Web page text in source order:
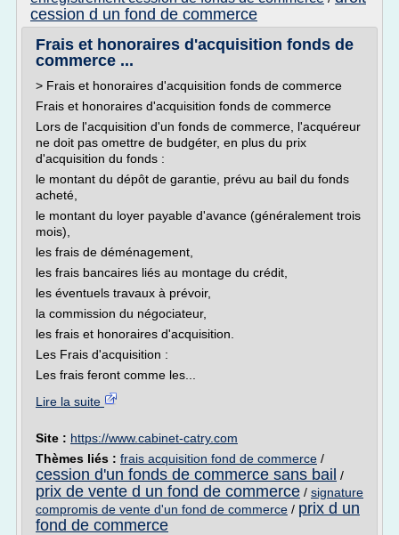
cession d un fond de commerce
Frais et honoraires d'acquisition fonds de
commerce ...
> Frais et honoraires d'acquisition fonds de commerce
Frais et honoraires d'acquisition fonds de commerce
Lors de l'acquisition d'un fonds de commerce, l'acquéreur
ne doit pas omettre de budgéter, en plus du prix
d'acquisition du fonds :
le montant du dépôt de garantie, prévu au bail du fonds
acheté,
le montant du loyer payable d'avance (généralement trois
mois),
les frais de déménagement,
les frais bancaires liés au montage du crédit,
les éventuels travaux à prévoir,
la commission du négociateur,
les frais et honoraires d'acquisition.
Les Frais d'acquisition :
Les frais feront comme les...
Lire la suite
Site : https://www.cabinet-catry.com
Thèmes liés : frais acquisition fond de commerce /
cession d'un fonds de commerce sans bail /
prix de vente d un fond de commerce / signature
compromis de vente d'un fond de commerce / prix d un
fond de commerce